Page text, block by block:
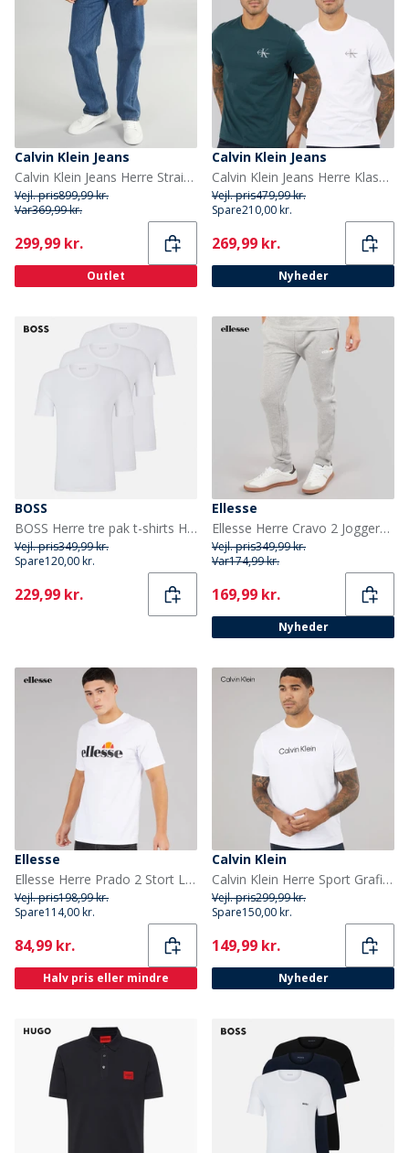
Calvin Klein Jeans
Calvin Klein Jeans Herre Straight Jeans Pacifico
Vejl. pris899,99 kr.
Var369,99 kr.
Current
299,99 kr.
Outlet
Calvin Klein Jeans
Calvin Klein Jeans Herre Klassisk Monogram Logo T-shirt Bright White/Dark Teal
Vejl. pris479,99 kr.
Spare210,00 kr.
Current
269,99 kr.
Nyheder
BOSS
BOSS Herre tre pak t-shirts Hvid
Vejl. pris349,99 kr.
Spare120,00 kr.
Current
229,99 kr.
Ellesse
Ellesse Herre Cravo 2 Joggers Light Grey Marl
Vejl. pris349,99 kr.
Var174,99 kr.
Current
169,99 kr.
Nyheder
Ellesse
Ellesse Herre Prado 2 Stort Logo T Shirt Hvid
Vejl. pris198,99 kr.
Spare114,00 kr.
Current
84,99 kr.
Halv pris eller mindre
Calvin Klein
Calvin Klein Herre Sport Grafisk T-shirt Bright White
Vejl. pris299,99 kr.
Spare150,00 kr.
Current
149,99 kr.
Nyheder